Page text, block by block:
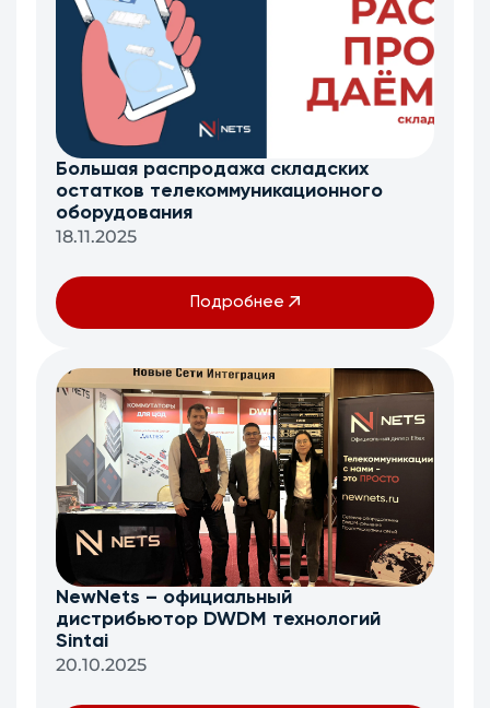
Большая распродажа складских
остатков телекоммуникационного
оборудования
18.11.2025
Подробнее
NewNets – официальный
дистрибьютор DWDM технологий
Sintai
20.10.2025